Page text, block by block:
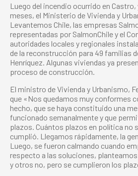
Luego del incendio ocurrido en
meses, el Ministerio de Vivienda y
Levantemos Chile, las empresas
representadas por SalmonChile y el
autoridades locales y regionales
de la reconstrucción para 49 familias
Henríquez. Algunas viviendas ya
proceso de construcción.
El ministro de Vivienda y Urbanismo,
que «Nos quedamos muy conformes
hecho, que se haya constituido una
funcionado semanalmente y que
plazos. Cuántos plazos en política no
cumplió. Llegamos rápidamente, la
Luego, se fueron calmando cuando
respecto a las soluciones,
y otros no, pero se cumplieron los